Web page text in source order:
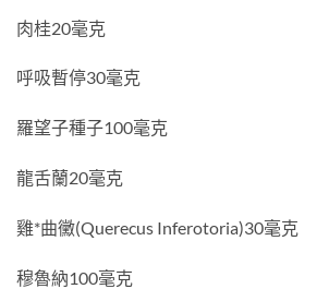
肉桂20毫克
呼吸暫停30毫克
羅望子種子100毫克
龍舌蘭20毫克
雞*曲黴(Querecus Inferotoria)30毫克
穆魯納100毫克